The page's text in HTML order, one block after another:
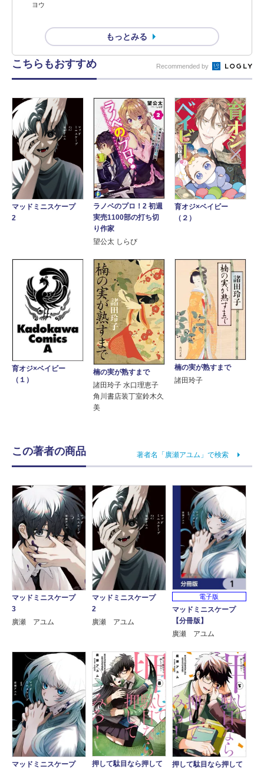
ヨウ
もっとみる
こちらもおすすめ Recommended by
マッドミニスケープ
2
ラノベのプロ！2 初週
実売1100部の打ち切
り作家
望公太 しらび
育オジ×ベイビー
（２）
育オジ×ベイビー
（１）
楠の実が熟すまで
諸田玲子 水口理恵子
角川書店装丁室鈴木久
美
楠の実が熟すまで
諸田玲子
この著者の商品 著者名「廣瀬アユム」で検索
マッドミニスケープ
3
廣瀬 アユム
マッドミニスケープ
2
廣瀬 アユム
電子版
マッドミニスケープ
【分冊版】
廣瀬 アユム
マッドミニスケープ
押して駄目なら押して
押して駄目なら押して